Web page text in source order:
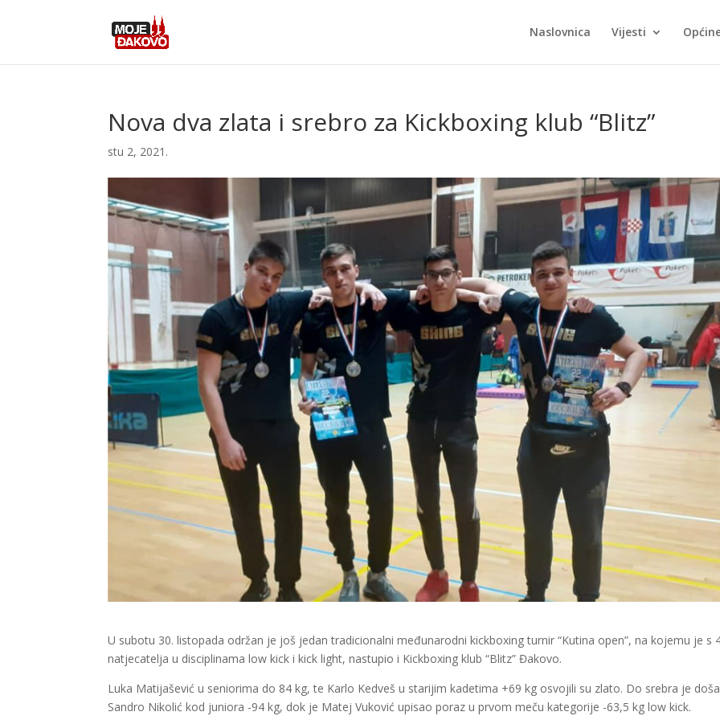
Naslovnica Vijesti
Nova dva zlata i srebro za Kickboxing klub “Blitz”
stu 2, 2021.
U subotu 30. listopada održan je još jedan tradicionalni međunarodni kickboxing turnir “Kutina open”, na kojemu je s
natjecatelja u disciplinama low kick i kick light, nastupio i Kickboxing klub “Blitz” Đakovo.
Luka Matijašević u seniorima do 84 kg, te Karlo Kedveš u starijim kadetima +69 kg osvojili su zlato. Do srebra je
Sandro Nikolić kod juniora -94 kg, dok je Matej Vuković upisao poraz u prvom meču kategorije -63,5 kg low kick.